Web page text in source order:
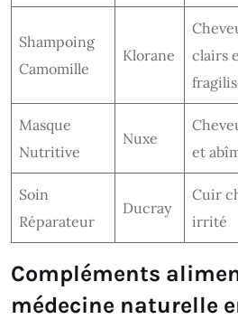
Shampoing
Camomille
Klorane
clairs
Masque
Nutritive
Nuxe
et
Soin
Réparateur
Ducray
Cuir
irrité
Compléments
médecine naturelle